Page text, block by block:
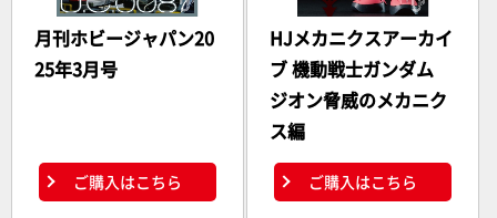
月刊ホビージャパン20
25年3月号
ご購入はこちら
HJメカニクスアーカイ
ブ 機動戦士ガンダム
ジオン脅威のメカニク
ス編
ご購入はこちら